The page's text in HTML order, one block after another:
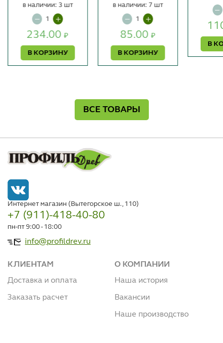
234.00₽
В КОРЗИНУ
в наличии: 3 шт
85.00₽
В КОРЗИНУ
в наличии: 7 шт
В
ВСЕ ТОВАРЫ
Интернет магазин (Вытегорское ш., 110)
+7 (911)-418-40-80
пн-пт 9:00 - 18:00
info@profildrev.ru
КЛИЕНТАМ
Доставка и оплата
Заказать расчет
О КОМПАНИИ
Наша история
Вакансии
Наше производство